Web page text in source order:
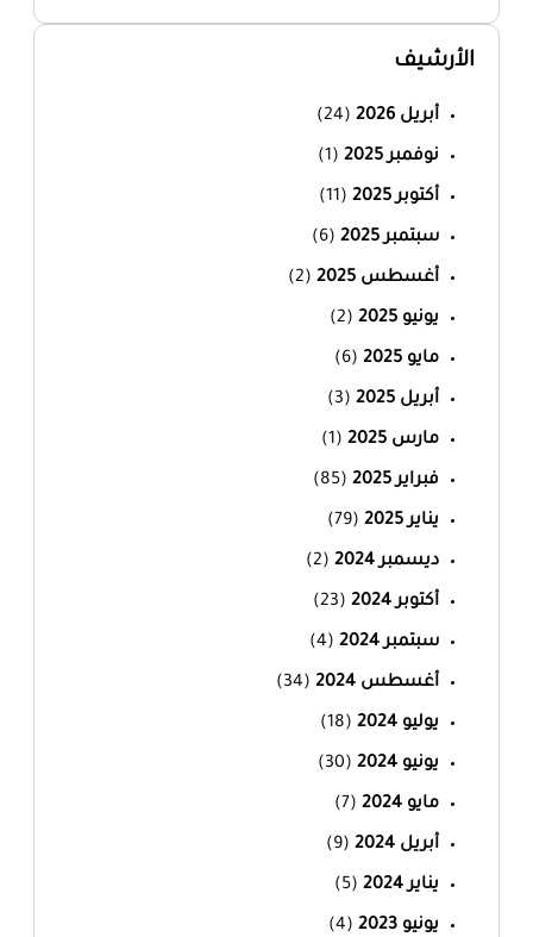
الأرشيف
أبريل 2026 (24)
نوفمبر 2025 (1)
أكتوبر 2025 (11)
سبتمبر 2025 (6)
أغسطس 2025 (2)
يونيو 2025 (2)
مايو 2025 (6)
أبريل 2025 (3)
مارس 2025 (1)
فبراير 2025 (85)
يناير 2025 (79)
ديسمبر 2024 (2)
أكتوبر 2024 (23)
سبتمبر 2024 (4)
أغسطس 2024 (34)
يوليو 2024 (18)
يونيو 2024 (30)
مايو 2024 (7)
أبريل 2024 (9)
يناير 2024 (5)
يونيو 2023 (4)